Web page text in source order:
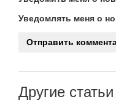
Уведомлять меня о
Другие